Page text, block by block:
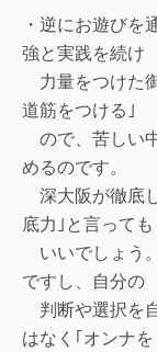
・逆にお遊び
強と実践を続け
力量をつけた
道筋をつける｣
ので、苦しい
めるのです。
深大阪が徹底
底力｣と言っても
いいでしょう
ですし、自分の
判断や選択を
はなく｢オンナを